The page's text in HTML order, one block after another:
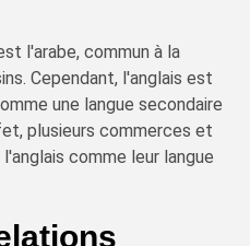
l'arabe, commun à la
Cependant, l'anglais est
une langue secondaire
plusieurs commerces et
comme leur langue